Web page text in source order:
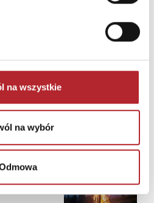
na wszystkie
na wybór
zobacz więcej
Wyłączność